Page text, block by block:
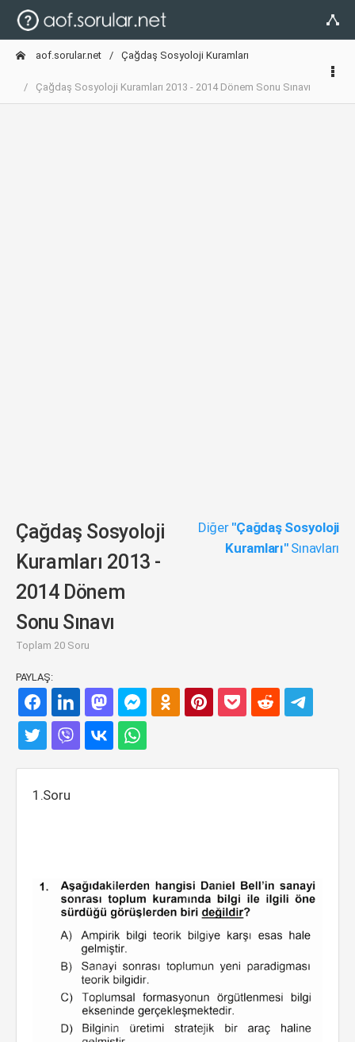
aof.sorular.net Çağdaş Sosyoloji Kuramları
Çağdaş Sosyoloji Kuramları 2013 - 2014 Dönem Sonu Sınavı
Çağdaş Sosyoloji
Kuramları 2013 -
2014 Dönem
Sonu Sınavı
Toplam 20 Soru
Diğer "Çağdaş Sosyoloji
Kuramları"Sınavları
PAYLAŞ:
1.Soru